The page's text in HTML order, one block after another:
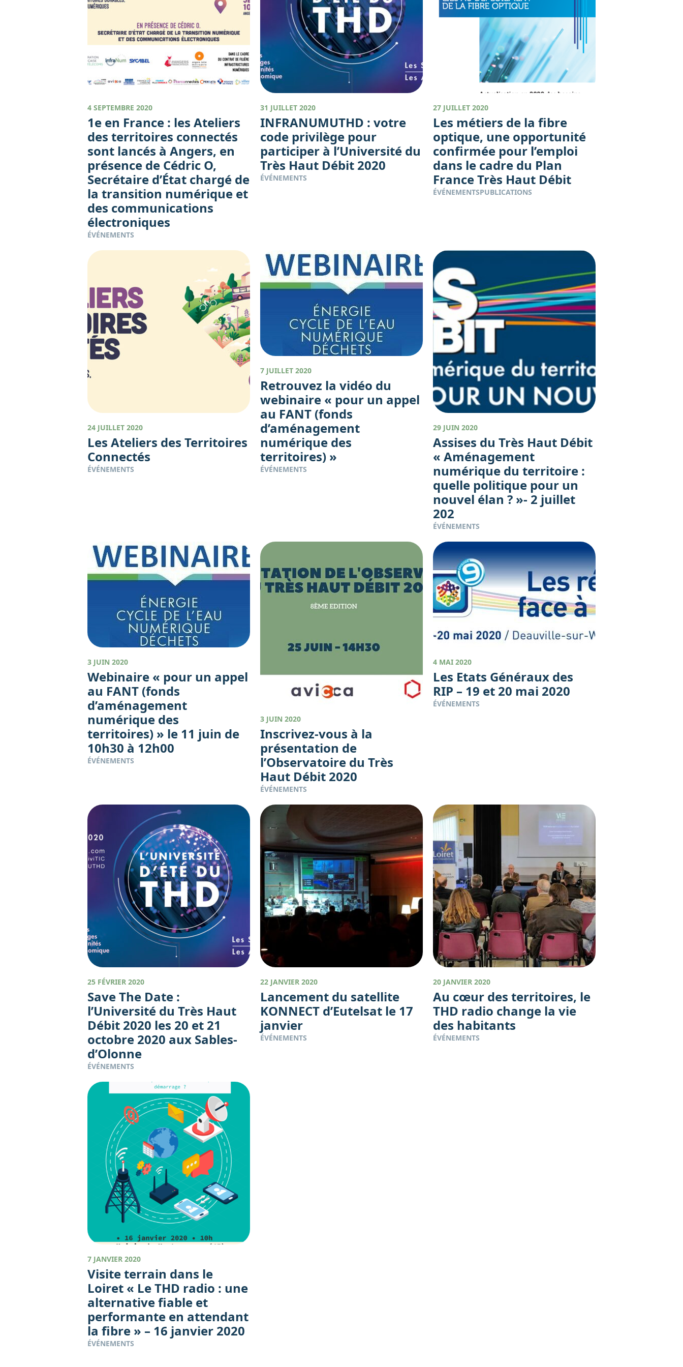
4 SEPTEMBRE 2020
1e en France : les Ateliers
des territoires connectés
sont lancés à Angers, en
présence de Cédric O,
Secrétaire d’État chargé de
la transition numérique et
des communications
électroniques
ÉVÉNEMENTS
31 JUILLET 2020
INFRANUMUTHD : votre
code privilège pour
participer à l’Université du
Très Haut Débit 2020
ÉVÉNEMENTS
27 JUILLET 2020
Les métiers de la fibre
optique, une opportunité
confirmée pour l’emploi
dans le cadre du Plan
France Très Haut Débit
ÉVÉNEMENTSPUBLICATIONS
24 JUILLET 2020
Les Ateliers des Territoires
Connectés
ÉVÉNEMENTS
7 JUILLET 2020
Retrouvez la vidéo du
webinaire « pour un appel
au FANT (fonds
d’aménagement
numérique des
territoires) »
ÉVÉNEMENTS
29 JUIN 2020
Assises du Très Haut Débit
« Aménagement
numérique du territoire :
quelle politique pour un
nouvel élan ? »- 2 juillet
202
ÉVÉNEMENTS
3 JUIN 2020
Webinaire « pour un appel
au FANT (fonds
d’aménagement
numérique des
territoires) » le 11 juin de
10h30 à 12h00
ÉVÉNEMENTS
3 JUIN 2020
Inscrivez-vous à la
présentation de
l’Observatoire du Très
Haut Débit 2020
ÉVÉNEMENTS
4 MAI 2020
Les Etats Généraux des
RIP – 19 et 20 mai 2020
ÉVÉNEMENTS
25 FÉVRIER 2020
Save The Date :
l’Université du Très Haut
Débit 2020 les 20 et 21
octobre 2020 aux Sables-
d’Olonne
ÉVÉNEMENTS
22 JANVIER 2020
Lancement du satellite
KONNECT d’Eutelsat le 17
janvier
ÉVÉNEMENTS
20 JANVIER 2020
Au cœur des territoires, le
THD radio change la vie
des habitants
ÉVÉNEMENTS
7 JANVIER 2020
Visite terrain dans le
Loiret « Le THD radio : une
alternative fiable et
performante en attendant
la fibre » – 16 janvier 2020
ÉVÉNEMENTS